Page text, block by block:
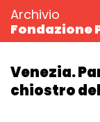
Archivio
Fondazione
Venezia.
chiostro